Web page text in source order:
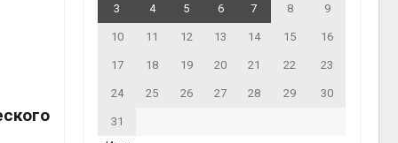
3 4 5 6 7 8 9
10 11 12 13 14 15 16
17 18 19 20 21 22 23
24 25 26 27 28 29 30
31